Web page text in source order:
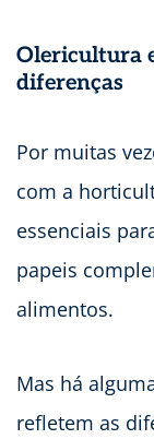
Olericultura
diferenças
Por muitas
com a
essenciais
papeis
alimentos.
Mas há
refletem as